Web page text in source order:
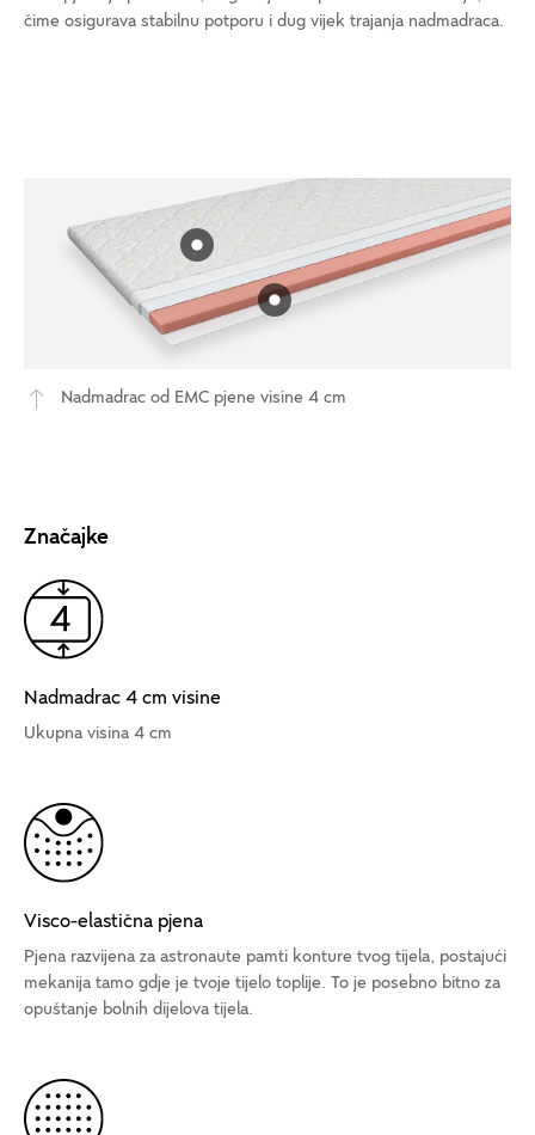
čime osigurava stabilnu potporu i dug vijek trajanja nadmadraca.
Nadmadrac od EMC pjene visine 4 cm
Značajke
Nadmadrac 4 cm visine
Ukupna visina 4 cm
Visco-elastična pjena
Pjena razvijena za astronaute pamti konture tvog tijela, postajući
mekanija tamo gdje je tvoje tijelo toplije. To je posebno bitno za
opuštanje bolnih dijelova tijela.